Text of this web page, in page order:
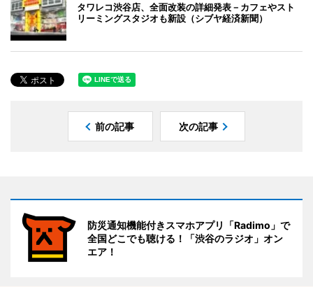
タワレコ渋谷店、全面改装の詳細発表－カフェやスト
リーミングスタジオも新設（シブヤ経済新聞）
前の記事 次の記事
防災通知機能付きスマホアプリ「Radimo」で
全国どこでも聴ける！「渋谷のラジオ」オン
エア！